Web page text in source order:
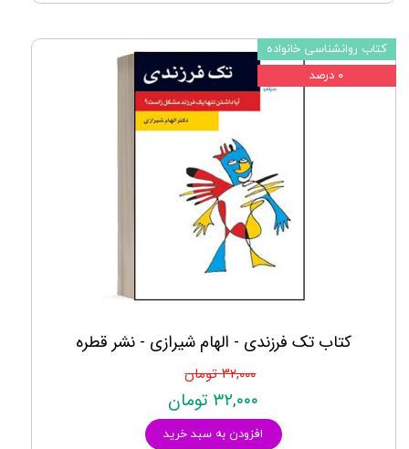
کتاب تک فرزندی - الهام شیرازی - نشر قطره
۳۲,۰۰۰ تومان
۳۲,۰۰۰ تومان
افزودن به سبد خرید
کتاب روانشناسی خانواده
۰ درصد